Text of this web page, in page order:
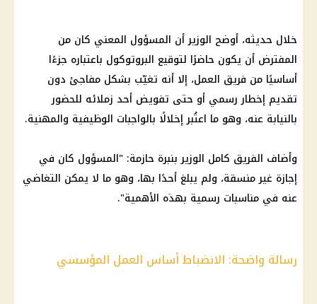
خلال حديثه، أوضح الوزير أن المسؤول المعني كان من
المفترض أن يكون حاضرًا لتوقيع البروتوكول باعتباره جزءًا
أساسيًا من فريق العمل، إلا أنه تغيّب بشكل مفاجئ دون
تقديم إخطار رسمي أو حتى تفويض أحد زملائه للحضور
بالنيابة عنه، وهو ما اعتُبر إخلالًا بالواجبات الوظيفية والمهنية.
وأضاف الفريق كامل الوزير بنبرة حازمة: "المسؤول كان في
إجازة غير منسقة، ولم يبلغ أحدًا بها، وهو ما لا يمكن التغاضي
عنه في مناسبات رسمية بهذه الأهمية".
رسالة واضحة: الانضباط أساس العمل المؤسسي